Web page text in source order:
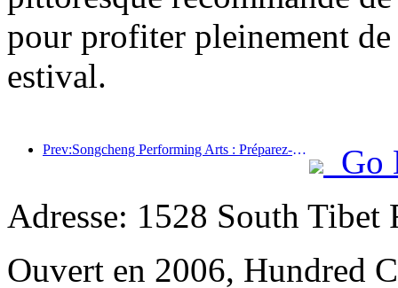
pour profiter pleinement
estival.
Prev:Songcheng Performing Arts : Préparez-vous à la fois au contenu du marché et à celui des événements pendant la haute saison touristique estivale
Go
Adresse: 1528 South Tibet
Ouvert en 2006, Hundred